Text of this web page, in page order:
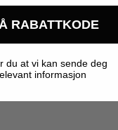
RABATTKODE
du at vi kan sende deg
informasjon